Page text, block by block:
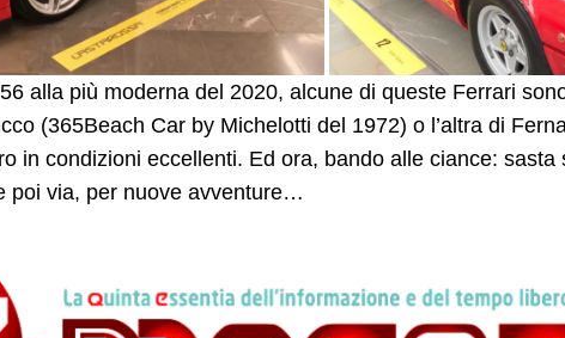
alla più moderna del 2020, alcune di queste Ferrari
(365Beach Car by Michelotti del 1972) o l’altra di
in condizioni eccellenti. Ed ora, bando alle ciance: sasta
poi via, per nuove avventure…